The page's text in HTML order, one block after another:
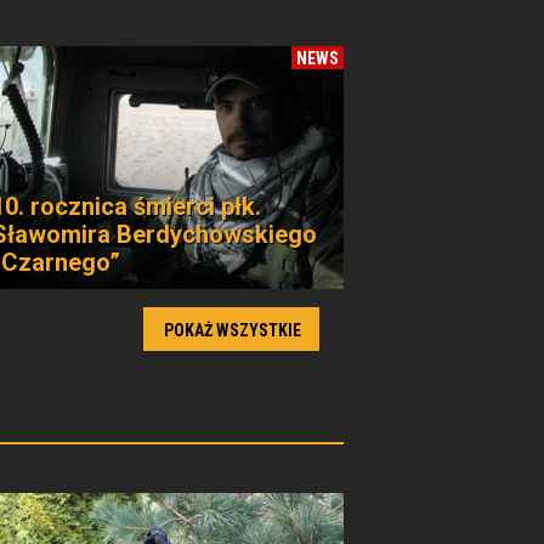
NEWS
rocznica śmierci płk.
Berdychowskiego
POKAŻ WSZYSTKIE